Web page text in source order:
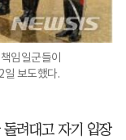
임일군들이
일 보도했다.
려대고 자기 입장